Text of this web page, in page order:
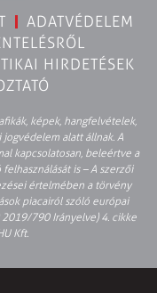
ADATVÉDELEM
HIRDETÉSEK
képek, hangfelvételek,
alatt állnak. A
kapcsolatosan, beleértve a
is – A szerzői
értelmében a törvény
piacairól szóló európai
2019/790 Irányelve) 4. cikke
Kft.